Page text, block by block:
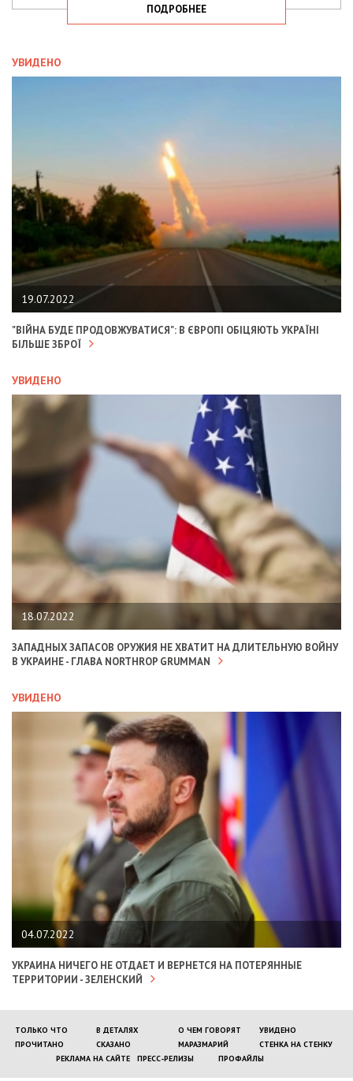
ПОДРОБНЕЕ
УВИДЕНО
19.07.2022
"ВІЙНА БУДЕ ПРОДОВЖУВАТИСЯ": В ЄВРОПІ ОБІЦЯЮТЬ УКРАЇНІ
БІЛЬШЕ ЗБРОЇ
УВИДЕНО
18.07.2022
ЗАПАДНЫХ ЗАПАСОВ ОРУЖИЯ НЕ ХВАТИТ НА ДЛИТЕЛЬНУЮ ВОЙНУ
В УКРАИНЕ - ГЛАВА NORTHROP GRUMMAN
УВИДЕНО
04.07.2022
УКРАИНА НИЧЕГО НЕ ОТДАЕТ И ВЕРНЕТСЯ НА ПОТЕРЯННЫЕ
ТЕРРИТОРИИ - ЗЕЛЕНСКИЙ
ТОЛЬКО ЧТО В ДЕТАЛЯХ О ЧЕМ ГОВОРЯТ
УВИДЕНО
ПРОЧИТАНО
СКАЗАНО МАРАЗМАРИЙ
СТЕНКА НА СТЕНКУ
РЕКЛАМА НА САЙТЕ
ПРЕСС-РЕЛИЗЫ ПРОФАЙЛЫ